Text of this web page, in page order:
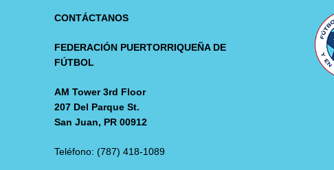
CONTÁCTANOS
FEDERACIÓN PUERTORRIQUEÑA DE
FÚTBOL
AM Tower 3rd Floor
207 Del Parque St.
San Juan, PR 00912
Teléfono: (787) 418-1089